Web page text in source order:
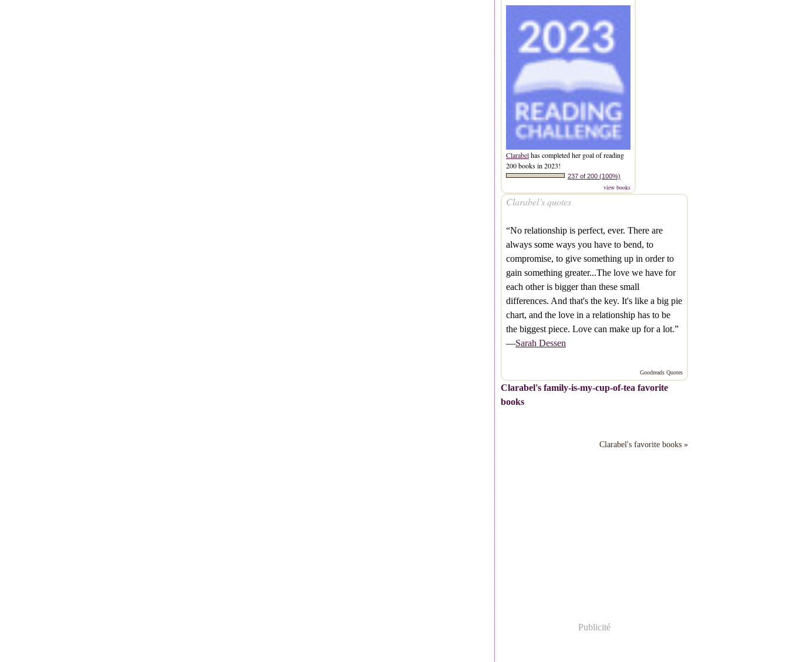
Clarabelhas completed her goal of reading
200 books in 2023!
237 of 200 (100%)
view books
Clarabel’s quotes
“No relationship is perfect, ever. There are
always some ways you have to bend, to
compromise, to give something up in order to
gain something greater...The love we have for
each other is bigger than these small
differences. And that's the key. It's like a big pie
chart, and the love in a relationship has to be
the biggest piece. Love can make up for a lot.”
—Sarah Dessen
Goodreads Quotes
Clarabel's family-is-my-cup-of-tea favorite
books
Clarabel's favorite books »
Publicité